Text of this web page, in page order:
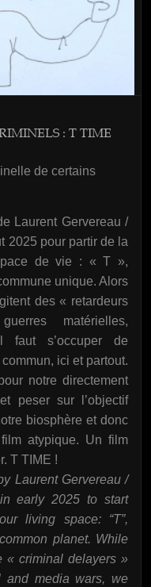
: T TIME
de certains
Laurent Gervereau /
2025 pour partir de la
de vie : « T »,
unique. Alors
des « retardeurs
matérielles,
faut s’occuper de
ici et partout.
notre directement
peser sur l’objectif
biosphère et donc
atypique. Un film
T TIME !
Laurent Gervereau /
early 2025 to start
living space: “T”,
planet. While
« criminal delayers »
and media wars, we